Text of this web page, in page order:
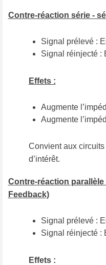
Contre-réaction série -
Signal prélevé :
Signal réinjecté :
Effets :
Augmente
Augmente
Convient aux
d’intérêt.
Contre-réaction
Feedback)
Signal prélevé :
Signal réinjecté :
Effets :